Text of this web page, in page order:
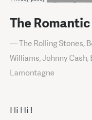
The
— The Rolling Stones,
Williams, Johnny Cash,
Lamontagne
Hi Hi !